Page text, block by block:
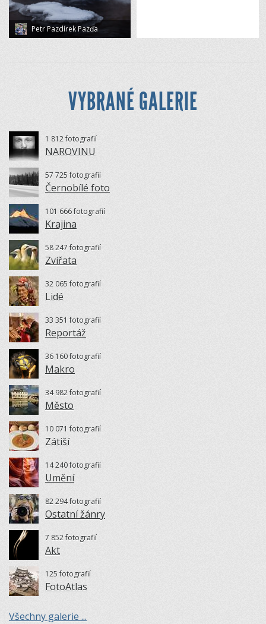
Petr Pazdírek Pazďa
VYBRANÉ GALERIE
1 812 fotografií
NAROVINU
57 725 fotografií
Černobílé foto
101 666 fotografií
Krajina
58 247 fotografií
Zvířata
32 065 fotografií
Lidé
33 351 fotografií
Reportáž
36 160 fotografií
Makro
34 982 fotografií
Město
10 071 fotografií
Zátiší
14 240 fotografií
Umění
82 294 fotografií
Ostatní žánry
7 852 fotografií
Akt
125 fotografií
FotoAtlas
Všechny galerie ...